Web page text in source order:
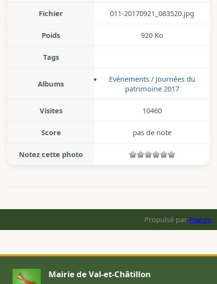
Fichier 011-20170921_083520.jpg
Poids 920 Ko
Tags
Albums Evénements / Journées du
patrimoine 2017
Visites 10460
Score pas de note
Notez cette photo
Propulsé par Piwigo
Mairie de Val-et-Châtillon